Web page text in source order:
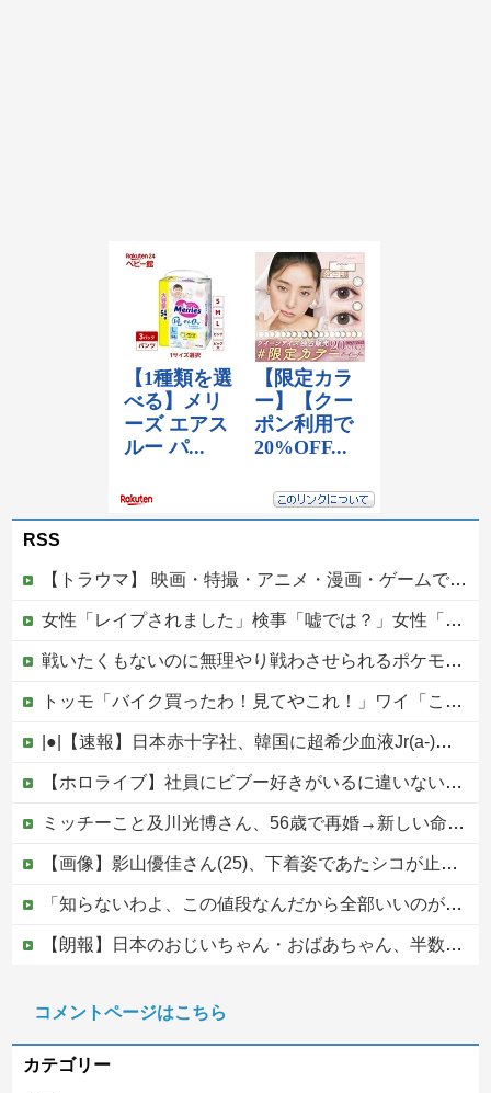
RSS
【トラウマ】 映画・特撮・アニメ・漫画・ゲームで「主人公がガチで敗北した回」と聞いて真っ先に思い浮かぶのは？
女性「レイプされました」検事「嘘では？」女性「傷ついたので訴えます」
戦いたくもないのに無理やり戦わさせられるポケモンが可哀想
トッモ「バイク買ったわ！見てやこれ！」ワイ「これスクーターじゃん…」他
|●|【速報】日本赤十字社、韓国に超希少血液Jr(a-)を提供「韓国内では適合する血液を確保できなかった」※今回で4回目
【ホロライブ】社員にビブー好きがいるに違いない（確信
ミッチーこと及川光博さん、56歳で再婚→新しい命まで授かるｗｗｗｗｗ
【画像】影山優佳さん(25)、下着姿であたシコが止まらない
「知らないわよ、この値段なんだから全部いいのが欲しいの」イチゴ売り場で言い返された話
【朗報】日本のおじいちゃん・おばあちゃん、半数以上がSNSを使いこなしていたｗｗｗｗｗ
大阪府の小学校でイスラム教の指導者が授業を行い物議を醸す！ #大阪 #イスラム教 #モスク
コメントページはこちら
カテゴリー